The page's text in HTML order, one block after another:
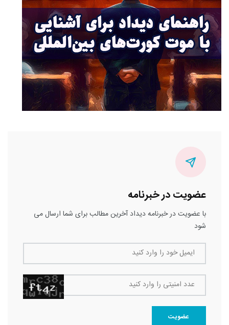
عضویت در خبرنامه
با عضویت در خبرنامه دیداد آخرین مطالب برای شما ارسال می
شود
ایمیل خود را وارد کنید
عدد امنیتی را وارد کنید
عضویت